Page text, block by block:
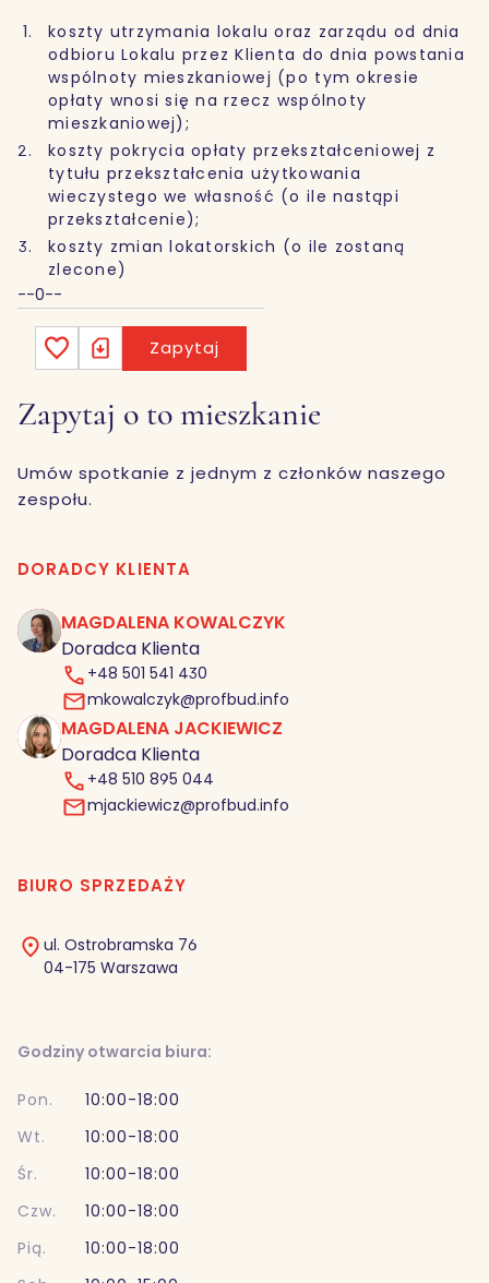
koszty utrzymania lokalu oraz zarządu od dnia
odbioru Lokalu przez Klienta do dnia powstania
wspólnoty mieszkaniowej (po tym okresie
opłaty wnosi się na rzecz wspólnoty
mieszkaniowej);
koszty pokrycia opłaty przekształceniowej z
tytułu przekształcenia użytkowania
wieczystego we własność (o ile nastąpi
przekształcenie);
koszty zmian lokatorskich (o ile zostaną
zlecone)
--0--
Zapytaj
Zapytaj o to mieszkanie
Umów spotkanie z jednym z członków naszego
zespołu.
DORADCY KLIENTA
MK MAGDALENA KOWALCZYK
Doradca Klienta
+48 501 541 430
mkowalczyk@profbud.info
MJ MAGDALENA JACKIEWICZ
Doradca Klienta
+48 510 895 044
mjackiewicz@profbud.info
BIURO SPRZEDAŻY
ul. Ostrobramska 76
04-175 Warszawa
Godziny otwarcia biura:
Pon.
10:00-18:00
Wt.
10:00-18:00
Śr.
10:00-18:00
Czw.
10:00-18:00
Pią.
10:00-18:00